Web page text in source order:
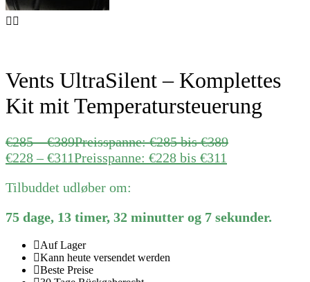
Vents UltraSilent – Komplettes
Kit mit Temperatursteuerung
€285 –€389Preisspanne: €285 bis €389
€228 –€311Preisspanne: €228 bis €311
Tilbuddet udløber om:
75 dage, 13 timer, 32 minutter og 7 sekunder.
Auf Lager
Kann heute versendet werden
Beste Preise